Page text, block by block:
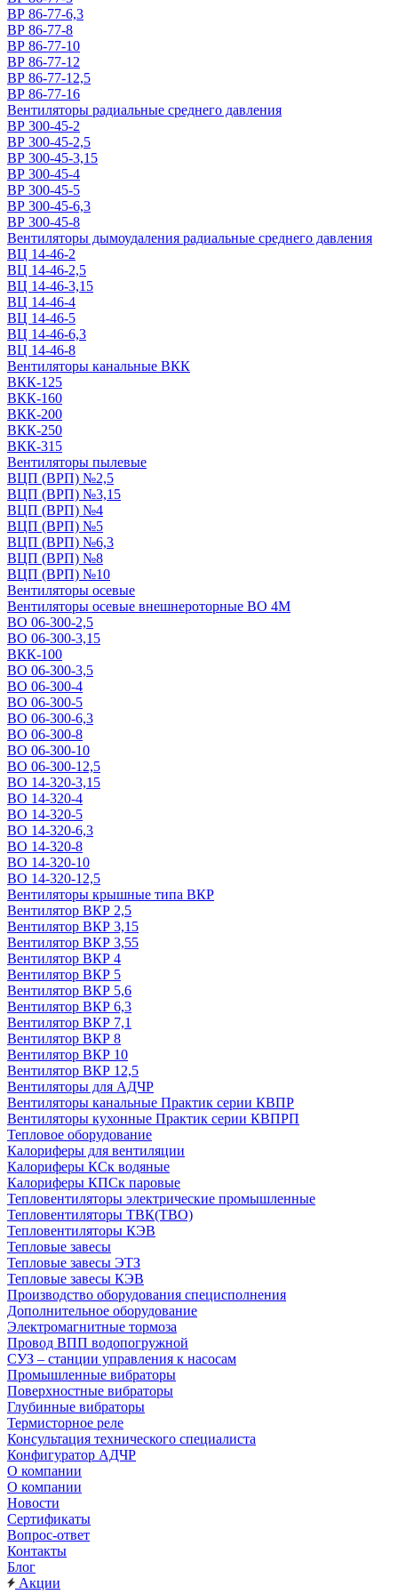
ВР 86-77-6,3
ВР 86-77-8
ВР 86-77-10
ВР 86-77-12
ВР 86-77-12,5
ВР 86-77-16
Вентиляторы радиальные среднего давления
ВР 300-45-2
ВР 300-45-2,5
ВР 300-45-3,15
ВР 300-45-4
ВР 300-45-5
ВР 300-45-6,3
ВР 300-45-8
Вентиляторы дымоудаления радиальные среднего давления
ВЦ 14-46-2
ВЦ 14-46-2,5
ВЦ 14-46-3,15
ВЦ 14-46-4
ВЦ 14-46-5
ВЦ 14-46-6,3
ВЦ 14-46-8
Вентиляторы канальные ВКК
ВКК-125
ВКК-160
ВКК-200
ВКК-250
ВКК-315
Вентиляторы пылевые
ВЦП (ВРП) №2,5
ВЦП (ВРП) №3,15
ВЦП (ВРП) №4
ВЦП (ВРП) №5
ВЦП (ВРП) №6,3
ВЦП (ВРП) №8
ВЦП (ВРП) №10
Вентиляторы осевые
Вентиляторы осевые внешнероторные ВО 4М
ВО 06-300-2,5
ВО 06-300-3,15
ВКК-100
ВО 06-300-3,5
ВО 06-300-4
ВО 06-300-5
ВО 06-300-6,3
ВО 06-300-8
ВО 06-300-10
ВО 06-300-12,5
ВО 14-320-3,15
ВО 14-320-4
ВО 14-320-5
ВО 14-320-6,3
ВО 14-320-8
ВО 14-320-10
ВО 14-320-12,5
Вентиляторы крышные типа ВКР
Вентилятор ВКР 2,5
Вентилятор ВКР 3,15
Вентилятор ВКР 3,55
Вентилятор ВКР 4
Вентилятор ВКР 5
Вентилятор ВКР 5,6
Вентилятор ВКР 6,3
Вентилятор ВКР 7,1
Вентилятор ВКР 8
Вентилятор ВКР 10
Вентилятор ВКР 12,5
Вентиляторы для АДЧР
Вентиляторы канальные Практик серии КВПР
Вентиляторы кухонные Практик серии КВПРП
Тепловое оборудование
Калориферы для вентиляции
Калориферы КСк водяные
Калориферы КПСк паровые
Тепловентиляторы электрические промышленные
Тепловентиляторы ТВК(ТВО)
Тепловентиляторы КЭВ
Тепловые завесы
Тепловые завесы ЭТЗ
Тепловые завесы КЭВ
Производство оборудования специсполнения
Дополнительное оборудование
Электромагнитные тормоза
Провод ВПП водопогружной
СУЗ – станции управления к насосам
Промышленные вибраторы
Поверхностные вибраторы
Глубинные вибраторы
Термисторное реле
Консультация технического специалиста
Конфигуратор АДЧР
О компании
О компании
Новости
Сертификаты
Вопрос-ответ
Контакты
Блог
Акции